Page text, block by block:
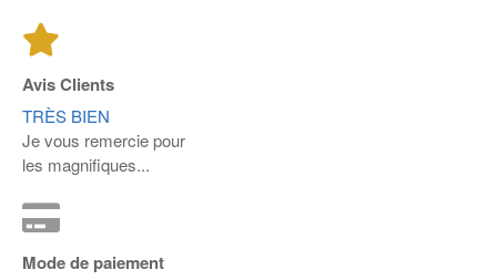
Avis Clients
TRÈS BIEN
Je vous remercie pour
les magnifiques...
Mode de paiement